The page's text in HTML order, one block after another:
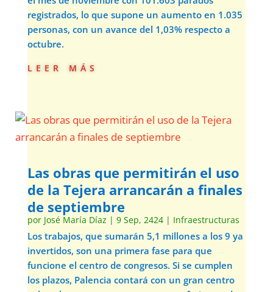
registrados, lo que supone un aumento en 1.035
personas, con un avance del 1,03% respecto a
octubre.
leer más
Las obras que permitirán el uso
de la Tejera arrancarán a finales
de septiembre
por José María Díaz | 9 Sep, 2424| Infraestructuras
Los trabajos, que sumarán 5,1 millones a los 9 ya
invertidos, son una primera fase para que
funcione el centro de congresos. Si se cumplen
los plazos, Palencia contará con un gran centro